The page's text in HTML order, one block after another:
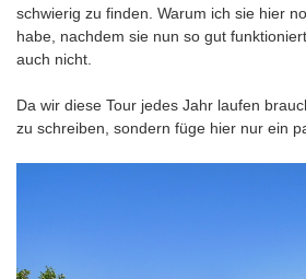
schwierig zu finden. Warum ich sie hier
habe, nachdem sie nun so gut
auch nicht.
Da wir diese Tour jedes Jahr laufen
zu schreiben, sondern füge hier nur ein